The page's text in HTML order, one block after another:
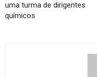
uma turma de dirigentes
químicos